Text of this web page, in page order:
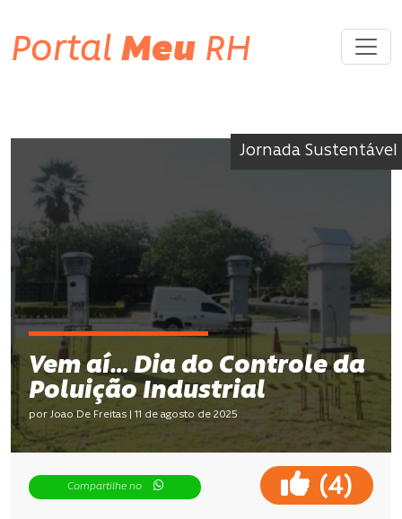
Portal Meu RH
Jornada Sustentável
Vem aí… Dia do Controle da
Poluição Industrial
por Joao De Freitas | 11 de agosto de 2025
Compartilhe no (4)